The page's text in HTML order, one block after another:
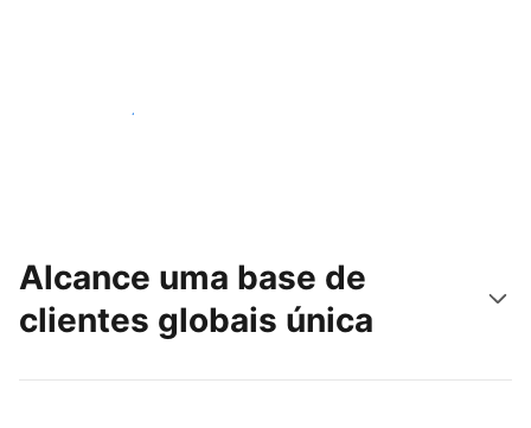
Comece hoje mesmo
Alcance uma base de
clientes globais única